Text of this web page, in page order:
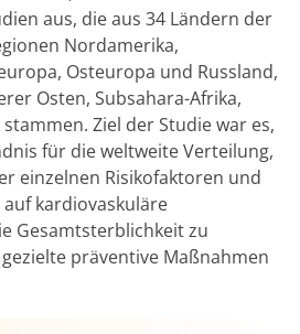
aus, die aus 34 Ländern der
Nordamerika,
Osteuropa und Russland,
Osten, Subsahara-Afrika,
Ziel der Studie war es,
für die weltweite Verteilung,
einzelnen Risikofaktoren und
kardiovaskuläre
Gesamtsterblichkeit zu
präventive Maßnahmen